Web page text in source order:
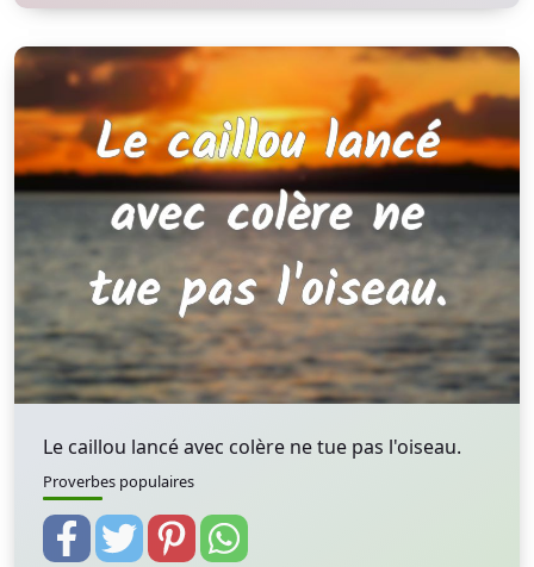
Le caillou lancé avec colère ne tue pas l'oiseau.
Proverbes populaires